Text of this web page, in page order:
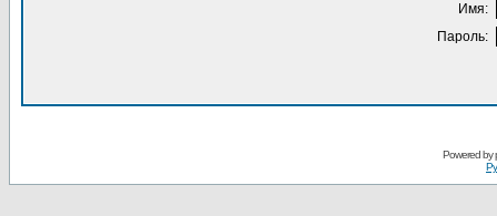
Имя:
Пароль:
Powered by